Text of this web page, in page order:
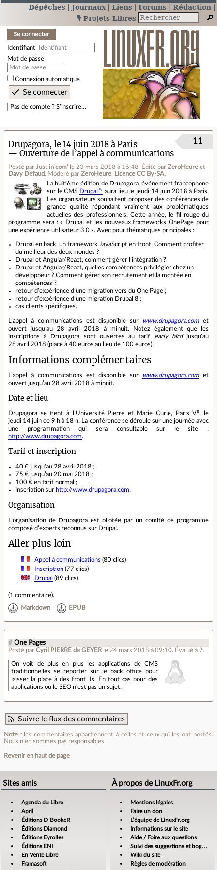
Dépêches Journaux Liens Forums
Rédaction
🎙️ Projets Libres
Se connecter
Identifiant
Mot de passe
Connexion automatique
Pas de compte ? S’inscrire…
Drupagora, le 14 juin 2018 à Paris
— Ouverture de l’appel à communications
Posté par Just in com' le 23 mars 2018 à 16:48. Édité par ZeroHeure et
Davy Defaud. Modéré par ZeroHeure. Licence CC By‑SA.
11
La huitième édition de Drupagora, événement francophone
sur le CMS
Drupal
aura lieu le jeudi 14 juin 2018 à Paris.
Les organisateurs souhaitent proposer des conférences de
grande qualité répondant vraiment aux problématiques
actuelles des professionnels. Cette année, le fil rouge du
programme sera : « Drupal et les nouveaux frameworks OnePage pour
une expérience utilisateur 3.0 ». Avec pour thématiques principales :
Drupal en back, un framework JavaScript en front. Comment profiter
du meilleur des deux mondes ?
Drupal et Angular/React, comment gérer l’intégration ?
Drupal et Angular/React, quelles compétences privilégier chez un
développeur ? Comment gérer son recrutement et la montée en
compétences ?
retour d’expérience d’une migration vers du One Page ;
retour d’expérience d’une migration Drupal 8 ;
cas clients spécifiques.
L’appel à communications est disponible sur www.drupagora.com et
ouvert jusqu’au 28 avril 2018 à minuit. Notez également que les
inscriptions à Drupagora sont ouvertes au tarif
early birdjusqu’au
28 avril 2018 (place à 40 euros au lieu de 100 euros).
Informations complémentaires
L’appel à communications est disponible sur www.drupagora.com et
ouvert jusqu’au 28 avril 2018 à minuit.
Date et lieu
Drupagora se tient à l’Université Pierre et Marie Curie, Paris Ve, le
jeudi 14 juin de 9 h à 18 h. La conférence se déroule sur une journée avec
une programmation qui sera consultable sur le site :
http://www.drupagora.com.
Tarif et inscription
40 € jusqu’au 28 avril 2018 ;
75 € jusqu’au 20 mai 2018 ;
100 € en tarif normal ;
inscription sur http://www.drupagora.com.
Organisation
L’organisation de Drupagora est pilotée par un comité de programme
composé d’experts reconnus sur Drupal.
Aller plus loin
Appel à communications (80 clics)
Inscription(77 clics)
Drupal (89 clics)
(1 commentaire).
Markdown EPUB
# One Pages
Posté par Cyril PIERRE de GEYER le 24 mars 2018 à 09:10. Évalué à 2.
On voit de plus en plus les applications de CMS
traditionnelles se reporter sur le back office pour
laisser la place à des front Js. En tout cas pour des
applications ou le SEO n'est pas un sujet.
Suivre le flux des commentaires
Note :les commentaires appartiennent à celles et ceux qui les ont postés.
Nous n’en sommes pas responsables.
Revenir en haut de page
Sites amis
Agenda du Libre
April
Éditions D-BookeR
Éditions Diamond
Éditions Eyrolles
Éditions ENI
En Vente Libre
Framasoft
À propos de LinuxFr.org
Mentions légales
Faire un don
L’équipe de LinuxFr.org
Informations sur le site
Aide / Foire aux questions
Suivi des suggestions et bogues
Wiki du site
Règles de modération